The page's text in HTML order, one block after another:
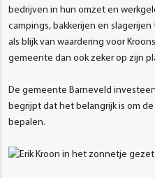
bedrijven in hun omzet en
campings, bakkerijen en
als blijk van waardering voor
gemeente dan ook zeker op zijn
De gemeente Barneveld
begrijpt dat het belangrijk is om
bepalen.